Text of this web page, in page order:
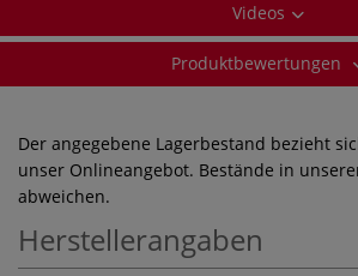
Videos
Produktbewertungen
Der angegebene Lagerbestand bezieht
unser Onlineangebot. Bestände in
abweichen.
Herstellerangaben